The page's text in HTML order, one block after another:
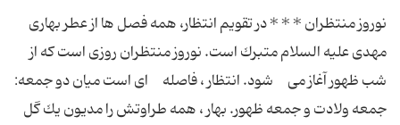
نوروز منتظران * * * در تقویم انتظار، همه فصل ها از عطر بهارى
مهدى علیه السلام متبرك است. نوروز منتظران روزى است كه از
شب ظهور آغاز مى شود. انتظار ، فاصله اى است میان دو جمعه:
جمعه ولادت و جمعه ظهور. بهار ، همه طراوتش را مدیون یك گل